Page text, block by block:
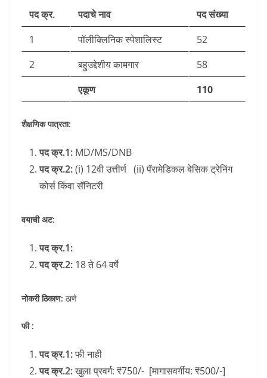
पद क्र. पदाचे नाव
पद संख्या
1
पॉलीक्लिनिक स्पेशालिस्ट
52
2
बहुउद्देशीय कामगार
58
एकूण
110
शैक्षणिक पात्रता:
पद क्र.1: MD/MS/DNB
पद क्र.2:(i) 12वी उत्तीर्ण (ii) पॅरामेडिकल बेसिक ट्रेनिंग
कोर्स किंवा सॅनिटरी
वयाची अट:
पद क्र.1:
पद क्र.2: 18 ते 64 वर्षे
नोकरी ठिकाण: ठाणे
फी :
पद क्र.1:फी नाही
पद क्र.2:खुला प्रवर्ग: ₹750/- [मागासवर्गीय: ₹500/-]